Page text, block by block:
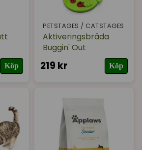
Köp
PETSTAGES / CATSTAGES
Aktiveringsbräda
Buggin' Out
219 kr Köp